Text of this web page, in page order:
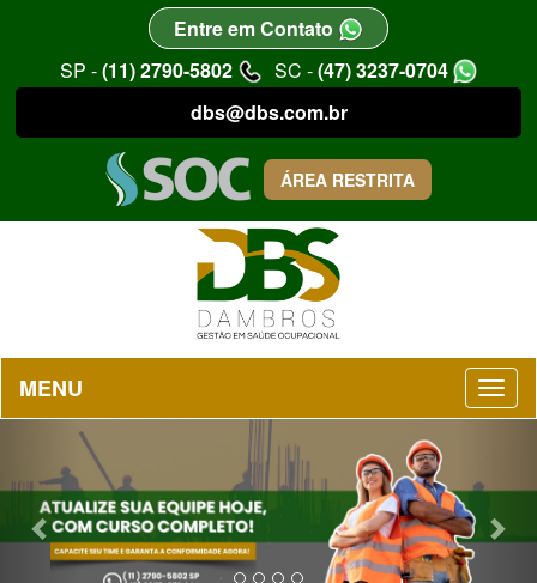
Entre em Contato
SP -(11) 2790-5802 SC -(47) 3237-0704
dbs@dbs.com.br
ÁREA RESTRITA
MENU
Previous